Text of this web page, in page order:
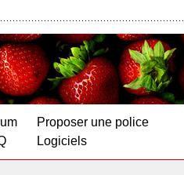
Proposer une police
Logiciels